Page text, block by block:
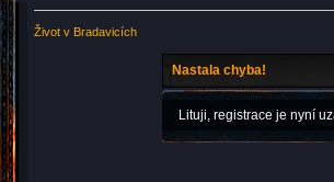
Život v Bradavicích
Nastala chyba!
Lituji, registrace je nyní